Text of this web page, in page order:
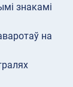
знакамі
на